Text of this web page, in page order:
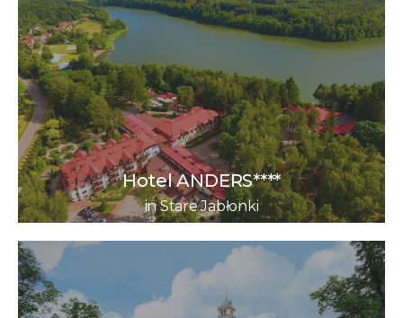
Hotel ANDERS****
in Stare Jabłonki